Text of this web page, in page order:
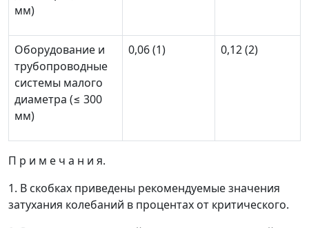
мм)
Оборудование и
трубопроводные
системы малого
диаметра (≤ 300
мм)
0,06 (1) 0,12 (2)
П р и м е ч а н и я.
1. В скобках приведены рекомендуемые значения
затухания колебаний в процентах от критического.